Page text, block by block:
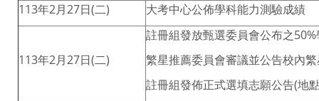
113年2月27日(二)
大考中心公佈學科能力測驗成績
113年2月27日(二)
註冊組發放甄選委員會公布之
繁星推薦委員會審議並公告校內
註冊組發佈正式選填志願公告(地